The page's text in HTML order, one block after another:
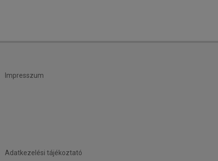
Impresszum
Adatkezelési tájékoztató